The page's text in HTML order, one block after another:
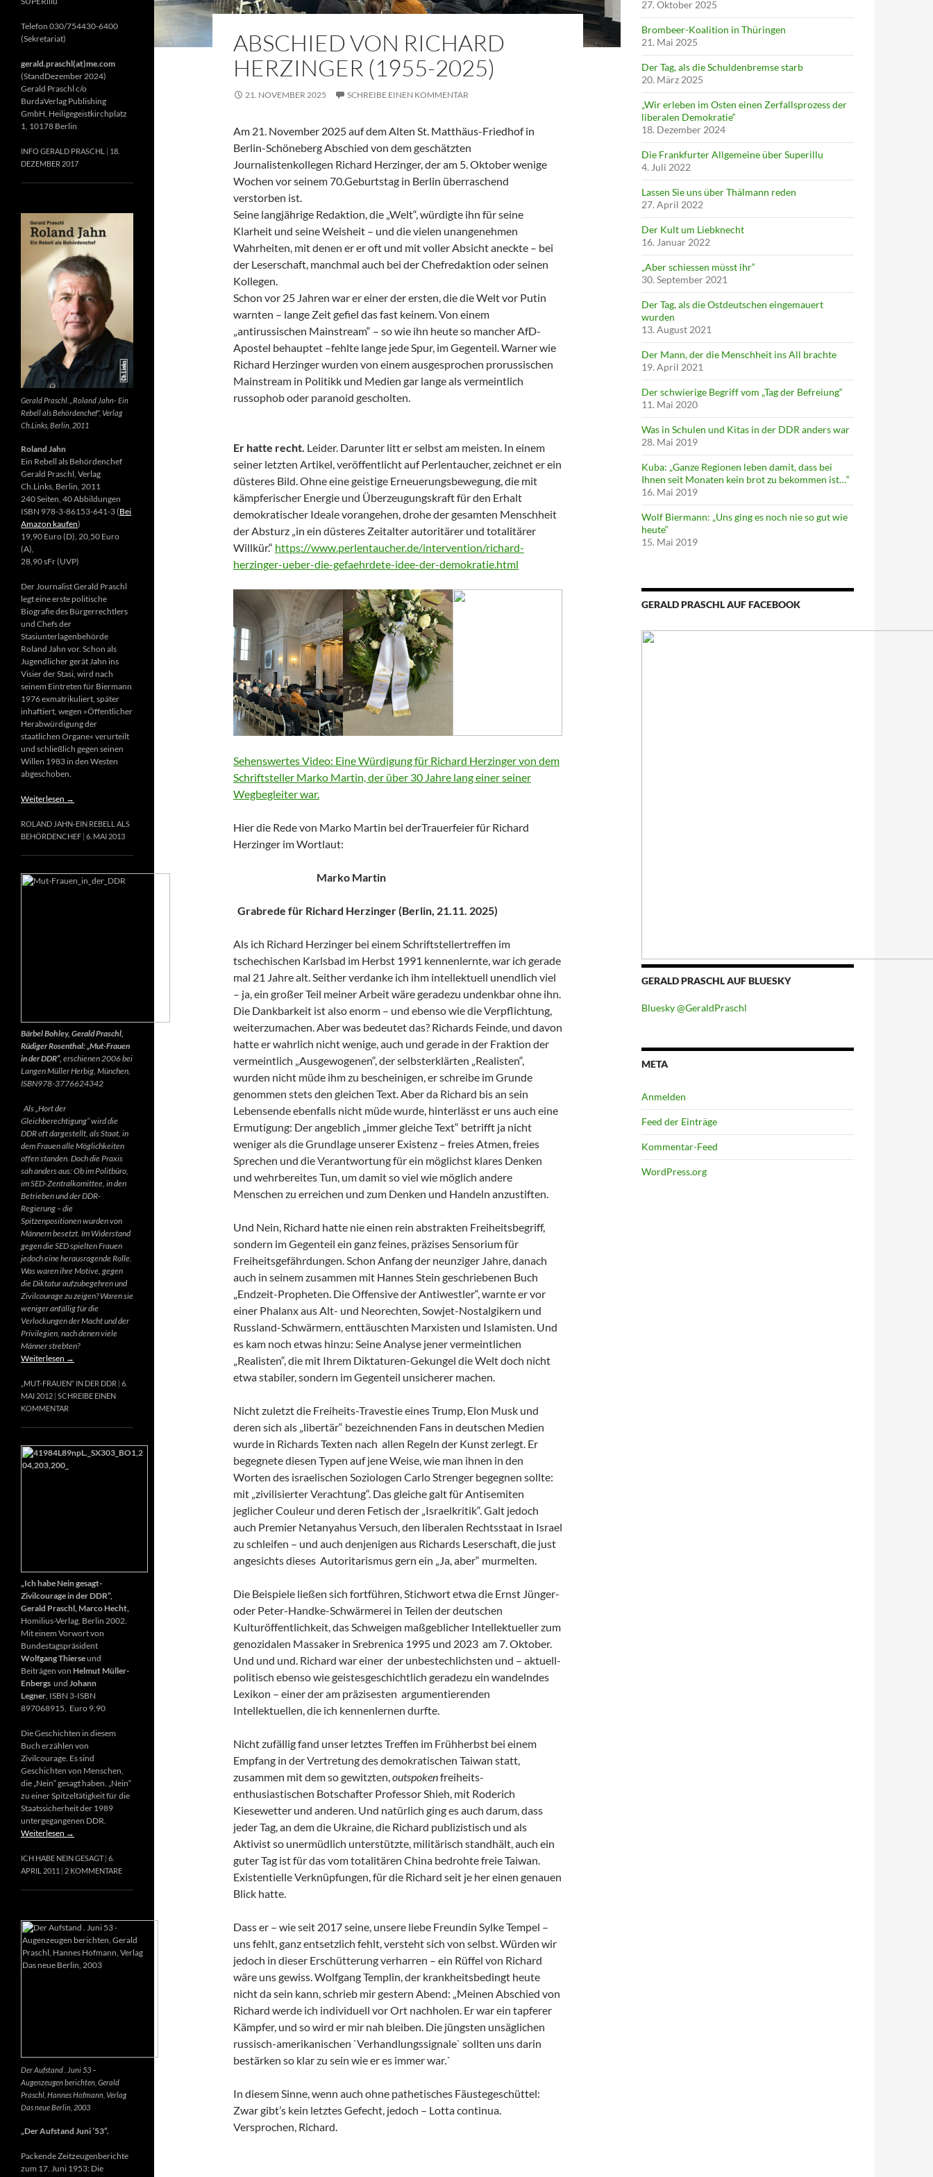
ABSCHIED VON RICHARD
HERZINGER (1955-2025)
21. NOVEMBER 2025 SCHREIBE EINEN KOMMENTAR
Am 21. November 2025 auf dem Alten St. Matthäus-Friedhof in
Berlin-Schöneberg Abschied von dem geschätzten
Journalistenkollegen Richard Herzinger, der am 5. Oktober wenige
Wochen vor seinem 70.Geburtstag in Berlin überraschend
verstorben ist.
Seine langjährige Redaktion, die „Welt“, würdigte ihn für seine
Klarheit und seine Weisheit – und die vielen unangenehmen
Wahrheiten, mit denen er er oft und mit voller Absicht aneckte – bei
der Leserschaft, manchmal auch bei der Chefredaktion oder seinen
Kollegen.
Schon vor 25 Jahren war er einer der ersten, die die Welt vor Putin
warnten – lange Zeit gefiel das fast keinem. Von einem
„antirussischen Mainstream“ – so wie ihn heute so mancher AfD-
Apostel behauptet –fehlte lange jede Spur, im Gegenteil. Warner wie
Richard Herzinger wurden von einem ausgesprochen prorussischen
Mainstream in Politikk und Medien gar lange als vermeintlich
russophob oder paranoid gescholten.
Er hatte recht. Leider. Darunter litt er selbst am meisten. In einem
seiner letzten Artikel, veröffentlicht auf Perlentaucher, zeichnet er ein
düsteres Bild. Ohne eine geistige Erneuerungsbewegung, die mit
kämpferischer Energie und Überzeugungskraft für den Erhalt
demokratischer Ideale vorangehen, drohe der gesamten Menschheit
der Absturz „in ein düsteres Zeitalter autoritärer und totalitärer
Willkür.“ https://www.perlentaucher.de/intervention/richard-
herzinger-ueber-die-gefaehrdete-idee-der-demokratie.html
Sehenswertes Video: Eine Würdigung für Richard Herzinger von dem
Schriftsteller Marko Martin, der über 30 Jahre lang einer seiner
Wegbegleiter war.
Hier die Rede von Marko Martin bei derTrauerfeier für Richard
Herzinger im Wortlaut:
Marko Martin
Grabrede für Richard Herzinger (Berlin, 21.11. 2025)
Als ich Richard Herzinger bei einem Schriftstellertreffen im
tschechischen Karlsbad im Herbst 1991 kennenlernte, war ich gerade
mal 21 Jahre alt. Seither verdanke ich ihm intellektuell unendlich viel
– ja, ein großer Teil meiner Arbeit wäre geradezu undenkbar ohne ihn.
Die Dankbarkeit ist also enorm – und ebenso wie die Verpflichtung,
weiterzumachen. Aber was bedeutet das? Richards Feinde, und davon
hatte er wahrlich nicht wenige, auch und gerade in der Fraktion der
vermeintlich „Ausgewogenen“, der selbsterklärten „Realisten“,
wurden nicht müde ihm zu bescheinigen, er schreibe im Grunde
genommen stets den gleichen Text. Aber da Richard bis an sein
Lebensende ebenfalls nicht müde wurde, hinterlässt er uns auch eine
Ermutigung: Der angeblich „immer gleiche Text“ betrifft ja nicht
weniger als die Grundlage unserer Existenz – freies Atmen, freies
Sprechen und die Verantwortung für ein möglichst klares Denken
und wehrbereites Tun, um damit so viel wie möglich andere
Menschen zu erreichen und zum Denken und Handeln anzustiften.
Und Nein, Richard hatte nie einen rein abstrakten Freiheitsbegriff,
sondern im Gegenteil ein ganz feines, präzises Sensorium für
Freiheitsgefährdungen. Schon Anfang der neunziger Jahre, danach
auch in seinem zusammen mit Hannes Stein geschriebenen Buch
„Endzeit-Propheten. Die Offensive der Antiwestler“, warnte er vor
einer Phalanx aus Alt- und Neorechten, Sowjet-Nostalgikern und
Russland-Schwärmern, enttäuschten Marxisten und Islamisten. Und
es kam noch etwas hinzu: Seine Analyse jener vermeintlichen
„Realisten“, die mit Ihrem Diktaturen-Gekungel die Welt doch nicht
etwa stabiler, sondern im Gegenteil unsicherer machen.
Nicht zuletzt die Freiheits-Travestie eines Trump, Elon Musk und
deren sich als „libertär“ bezeichnenden Fans in deutschen Medien
wurde in Richards Texten nach allen Regeln der Kunst zerlegt. Er
begegnete diesen Typen auf jene Weise, wie man ihnen in den
Worten des israelischen Soziologen Carlo Strenger begegnen sollte:
mit „zivilisierter Verachtung“. Das gleiche galt für Antisemiten
jeglicher Couleur und deren Fetisch der „Israelkritik“. Galt jedoch
auch Premier Netanyahus Versuch, den liberalen Rechtsstaat in Israel
zu schleifen – und auch denjenigen aus Richards Leserschaft, die just
angesichts dieses Autoritarismus gern ein „Ja, aber“ murmelten.
Die Beispiele ließen sich fortführen, Stichwort etwa die Ernst Jünger-
oder Peter-Handke-Schwärmerei in Teilen der deutschen
Kulturöffentlichkeit, das Schweigen maßgeblicher Intellektueller zum
genozidalen Massaker in Srebrenica 1995 und 2023 am 7. Oktober.
Und und und. Richard war einer der unbestechlichsten und – aktuell-
politisch ebenso wie geistesgeschichtlich geradezu ein wandelndes
Lexikon – einer der am präzisesten argumentierenden
Intellektuellen, die ich kennenlernen durfte.
Nicht zufällig fand unser letztes Treffen im Frühherbst bei einem
Empfang in der Vertretung des demokratischen Taiwan statt,
zusammen mit dem so gewitzten, outspokenfreiheits-
enthusiastischen Botschafter Professor Shieh, mit Roderich
Kiesewetter und anderen. Und natürlich ging es auch darum, dass
jeder Tag, an dem die Ukraine, die Richard publizistisch und als
Aktivist so unermüdlich unterstützte, militärisch standhält, auch ein
guter Tag ist für das vom totalitären China bedrohte freie Taiwan.
Existentielle Verknüpfungen, für die Richard seit je her einen genauen
Blick hatte.
Dass er – wie seit 2017 seine, unsere liebe Freundin Sylke Tempel –
uns fehlt, ganz entsetzlich fehlt, versteht sich von selbst. Würden wir
jedoch in dieser Erschütterung verharren – ein Rüffel von Richard
wäre uns gewiss. Wolfgang Templin, der krankheitsbedingt heute
nicht da sein kann, schrieb mir gestern Abend: „Meinen Abschied von
Richard werde ich individuell vor Ort nachholen. Er war ein tapferer
Kämpfer, und so wird er mir nah bleiben. Die jüngsten unsäglichen
russisch-amerikanischen `Verhandlungssignale` sollten uns darin
bestärken so klar zu sein wie er es immer war.´
In diesem Sinne, wenn auch ohne pathetisches Fäustegeschüttel:
Zwar gibt’s kein letztes Gefecht, jedoch – Lotta continua.
Versprochen, Richard.
27. Oktober 2025
Brombeer-Koalition in Thüringen
21. Mai 2025
Der Tag, als die Schuldenbremse starb
20. März 2025
„Wir erleben im Osten einen Zerfallsprozess der
liberalen Demokratie“
18. Dezember 2024
Die Frankfurter Allgemeine über Superillu
4. Juli 2022
Lassen Sie uns über Thälmann reden
27. April 2022
Der Kult um Liebknecht
16. Januar 2022
„Aber schiessen müsst ihr“
30. September 2021
Der Tag, als die Ostdeutschen eingemauert
wurden
13. August 2021
Der Mann, der die Menschheit ins All brachte
19. April 2021
Der schwierige Begriff vom „Tag der Befreiung“
11. Mai 2020
Was in Schulen und Kitas in der DDR anders war
28. Mai 2019
Kuba: „Ganze Regionen leben damit, dass bei
Ihnen seit Monaten kein brot zu bekommen ist…“
16. Mai 2019
Wolf Biermann: „Uns ging es noch nie so gut wie
heute“
15. Mai 2019
GERALD PRASCHL AUF FACEBOOK
GERALD PRASCHL AUF BLUESKY
Bluesky @GeraldPraschl
META
Anmelden
Feed der Einträge
Kommentar-Feed
WordPress.org
Telefon 030/754430-6400
(Sekretariat)
gerald.praschl(at)me.com
(StandDezember 2024)
Gerald Praschl c/o
BurdaVerlag Publishing
GmbH, Heiligegeistkirchplatz
1, 10178 Berlin
INFO GERALD PRASCHL
18.
DEZEMBER 2017
Gerald Praschl. „Roland Jahn- Ein
Rebell als Behördenchef“, Verlag
Ch.Links, Berlin, 2011
Roland Jahn
Ein Rebell als Behördenchef
Gerald Praschl, Verlag
Ch.Links, Berlin, 2011
240 Seiten, 40 Abbildungen
ISBN 978-3-86153-641-3 (Bei
Amazon kaufen)
19,90 Euro (D), 20,50 Euro
(A),
28,90 sFr (UVP)
Der Journalist Gerald Praschl
legt eine erste politische
Biografie des Bürgerrechtlers
und Chefs der
Stasiunterlagenbehörde
Roland Jahn vor. Schon als
Jugendlicher gerät Jahn ins
Visier der Stasi, wird nach
seinem Eintreten für Biermann
1976 exmatrikuliert, später
inhaftiert, wegen »Öffentlicher
Herabwürdigung der
staatlichen Organe« verurteilt
und schließlich gegen seinen
Willen 1983 in den Westen
abgeschoben.
Weiterlesen →
ROLAND JAHN-EIN REBELL ALS
BEHÖRDENCHEF 6. MAI 2013
Bärbel Bohley, Gerald Praschl,
Rüdiger Rosenthal: „Mut-Frauen
in der DDR“, erschienen 2006 bei
Langen Müller Herbig, München,
ISBN978-3776624342
Als „Hort der
Gleichberechtigung“ wird die
DDR oft dargestellt, als Staat, in
dem Frauen alle Möglichkeiten
offen standen. Doch die Praxis
sah anders aus: Ob im Politbüro,
im SED-Zentralkomittee, in den
Betrieben und der DDR-
Regierung – die
Spitzenpositionen wurden von
Männern besetzt. Im Widerstand
gegen die SED spielten Frauen
jedoch eine herausragende Rolle.
Was waren ihre Motive, gegen
die Diktatur aufzubegehren und
Zivilcourage zu zeigen? Waren sie
weniger anfällig für die
Verlockungen der Macht und der
Privilegien, nach denen viele
Männer strebten?
Weiterlesen →
„MUT-FRAUEN“ IN DER DDR 6.
MAI 2012 SCHREIBE EINEN
KOMMENTAR
„Ich habe Nein gesagt-
Zivilcourage in der DDR“,
Gerald Praschl, Marco Hecht,
Homilius-Verlag, Berlin 2002.
Mit einem Vorwort von
Bundestagspräsident
Wolfgang Thierseund
Beiträgen von Helmut Müller-
Enbergs und Johann
Legner , ISBN 3-ISBN
897068915, Euro 9,90
Die Geschichten in diesem
Buch erzählen von
Zivilcourage. Es sind
Geschichten von Menschen,
die „Nein“ gesagt haben. „Nein“
zu einer Spitzeltätigkeit für die
Staatssicherheit der 1989
untergegangenen DDR.
Weiterlesen →
ICH HABE NEIN GESAGT 6.
APRIL 2011
2 KOMMENTARE
Der Aufstand . Juni 53 –
Augenzeugen berichten, Gerald
Praschl, Hannes Hofmann, Verlag
Das neue Berlin, 2003
„Der Aufstand Juni ’53“.
Packende Zeitzeugenberichte
zum 17. Juni 1953: Die